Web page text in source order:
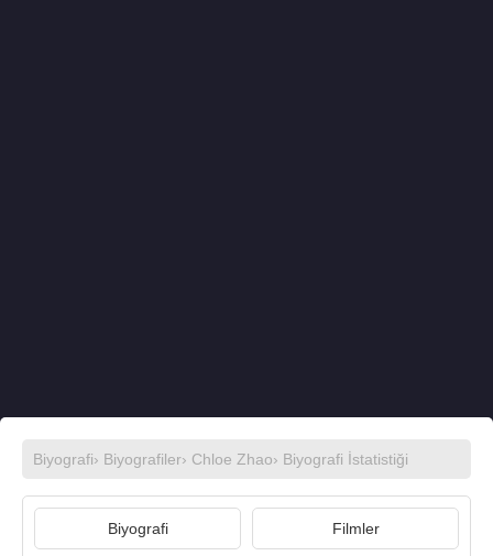
Biyografi› Biyografiler› Chloe Zhao› Biyografi İstatistiği
Biyografi Filmler